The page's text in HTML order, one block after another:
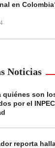
en
Noticias
quiénes son
por el
reporta